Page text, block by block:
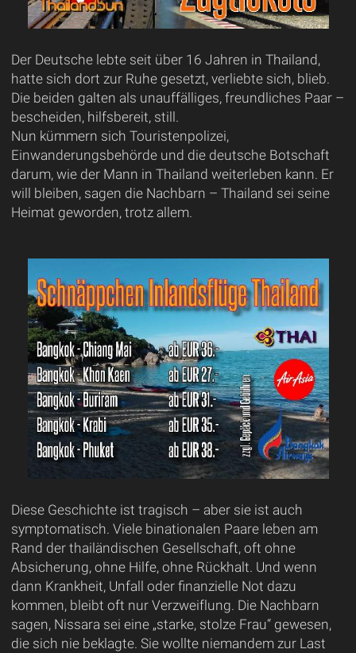
Der Deutsche lebte seit über 16 Jahren in Thailand,
hatte sich dort zur Ruhe gesetzt, verliebte sich, blieb.
Die beiden galten als unauffälliges, freundliches Paar –
bescheiden, hilfsbereit, still.
Nun kümmern sich Touristenpolizei,
Einwanderungsbehörde und die deutsche Botschaft
darum, wie der Mann in Thailand weiterleben kann. Er
will bleiben, sagen die Nachbarn – Thailand sei seine
Heimat geworden, trotz allem.
Diese Geschichte ist tragisch – aber sie ist auch
symptomatisch. Viele binationalen Paare leben am
Rand der thailändischen Gesellschaft, oft ohne
Absicherung, ohne Hilfe, ohne Rückhalt. Und wenn
dann Krankheit, Unfall oder finanzielle Not dazu
kommen, bleibt oft nur Verzweiflung. Die Nachbarn
sagen, Nissara sei eine „starke, stolze Frau“ gewesen,
die sich nie beklagte. Sie wollte niemandem zur Last